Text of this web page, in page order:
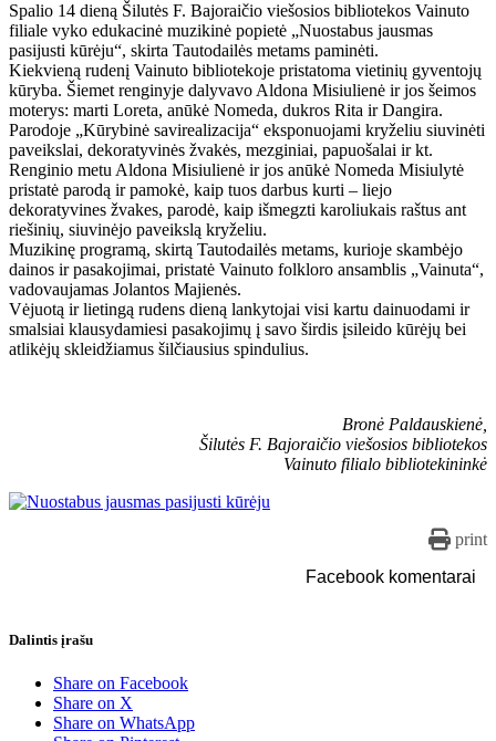
Spalio 14 dieną Šilutės F. Bajoraičio viešosios bibliotekos Vainuto
filiale vyko edukacinė muzikinė popietė „Nuostabus jausmas
pasijusti kūrėju“, skirta Tautodailės metams paminėti.
Kiekvieną rudenį Vainuto bibliotekoje pristatoma vietinių gyventojų
kūryba. Šiemet renginyje dalyvavo Aldona Misiulienė ir jos šeimos
moterys: marti Loreta, anūkė Nomeda, dukros Rita ir Dangira.
Parodoje „Kūrybinė savirealizacija“ eksponuojami kryželiu siuvinėti
paveikslai, dekoratyvinės žvakės, mezginiai, papuošalai ir kt.
Renginio metu Aldona Misiulienė ir jos anūkė Nomeda Misiulytė
pristatė parodą ir pamokė, kaip tuos darbus kurti – liejo
dekoratyvines žvakes, parodė, kaip išmegzti karoliukais raštus ant
riešinių, siuvinėjo paveikslą kryželiu.
Muzikinę programą, skirtą Tautodailės metams, kurioje skambėjo
dainos ir pasakojimai, pristatė Vainuto folkloro ansamblis „Vainuta“,
vadovaujamas Jolantos Majienės.
Vėjuotą ir lietingą rudens dieną lankytojai visi kartu dainuodami ir
smalsiai klausydamiesi pasakojimų į savo širdis įsileido kūrėjų bei
atlikėjų skleidžiamus šilčiausius spindulius.
Bronė Paldauskienė,
Šilutės F. Bajoraičio viešosios bibliotekos
Vainuto filialo bibliotekininkė
print
Facebook komentarai
Dalintis įrašu
Share on Facebook
Share on X
Share on WhatsApp